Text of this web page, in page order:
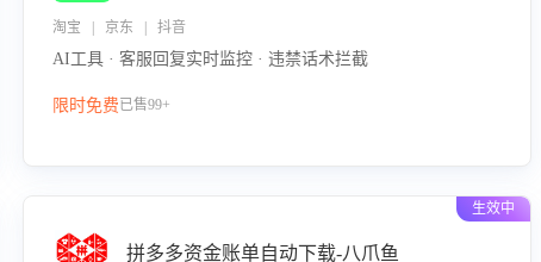
淘宝 | 京东 | 抖音
AI工具 · 客服回复实时监控 · 违禁话术拦截
限时免费已售99+
生效中
拼多多资金账单自动下载-八爪鱼